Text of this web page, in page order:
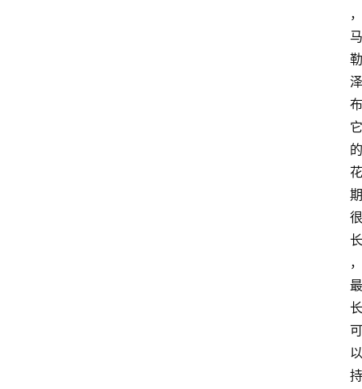
，
马
勒
泽
布
它
的
花
期
很
长
，
最
长
可
以
持